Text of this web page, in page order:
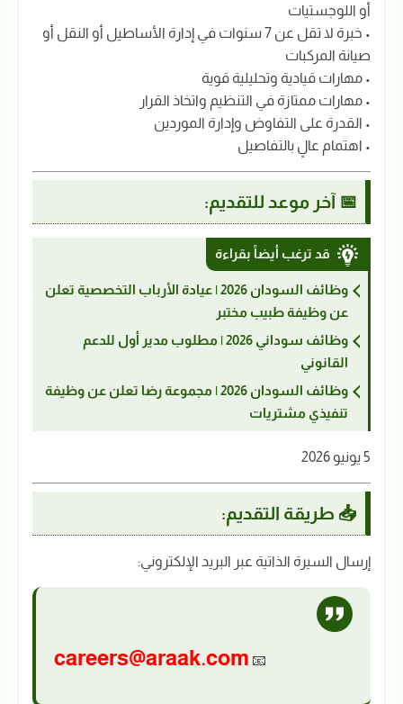
أو اللوجستيات
• خبرة لا تقل عن 7 سنوات في إدارة الأساطيل أو النقل أو
صيانة المركبات
• مهارات قيادية وتحليلية قوية
• مهارات ممتازة في التنظيم واتخاذ القرار
• القدرة على التفاوض وإدارة الموردين
• اهتمام عالٍ بالتفاصيل
📅 آخر موعد للتقديم:
قد ترغب أيضاً بقراءة
وظائف السودان 2026 | عيادة الأرباب التخصصية تعلن
عن وظيفة طبيب مختبر
وظائف سوداني 2026 | مطلوب مدير أول للدعم
القانوني
وظائف السودان 2026 | مجموعة رضا تعلن عن وظيفة
تنفيذي مشتريات
5 يونيو 2026
📥 طريقة التقديم:
إرسال السيرة الذاتية عبر البريد الإلكتروني:
📧
careers@araak.com